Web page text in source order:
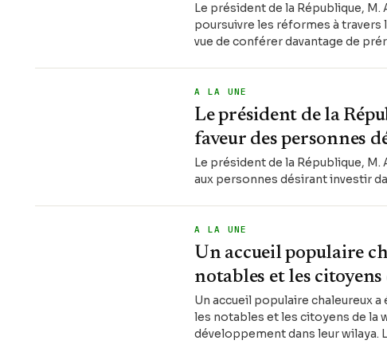
Le président de la République,
poursuivre les réformes à travers
vue de conférer davantage de
A LA UNE
Le président de la
faveur des personnes
Le président de la République,
aux personnes désirant investir
A LA UNE
Un accueil populaire
notables et les
Un accueil populaire chaleureux
les notables et les citoyens de la
développement dans leur wilaya.